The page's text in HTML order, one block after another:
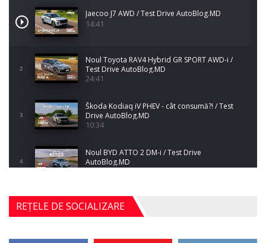
Jaecoo J7 AWD / Test Drive AutoBlog.MD
14:41
2
Noul Toyota RAV4 Hybrid GR SPORT AWD-i /
Test Drive AutoBlog.MD
24:41
3
Škoda Kodiaq iV PHEV - cât consumă?! / Test
Drive AutoBlog.MD
10:34
4
Noul BYD ATTO 2 DM-i / Test Drive
AutoBlog.MD
17:35
5
Noul Mercedes-Benz S-Class facelift (S 580
4MATIC V223) / Test Drive AutoBlog.MD
27:33
REȚELE DE SOCIALIZARE